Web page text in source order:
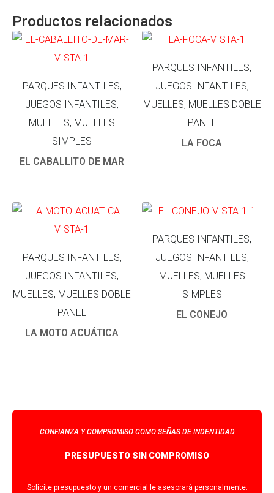
Productos relacionados
PARQUES INFANTILES,
JUEGOS INFANTILES,
MUELLES, MUELLES
SIMPLES
EL CABALLITO DE MAR
PARQUES INFANTILES,
JUEGOS INFANTILES,
MUELLES, MUELLES DOBLE
PANEL
LA FOCA
PARQUES INFANTILES,
JUEGOS INFANTILES,
MUELLES, MUELLES DOBLE
PANEL
LA MOTO ACUÁTICA
PARQUES INFANTILES,
JUEGOS INFANTILES,
MUELLES, MUELLES
SIMPLES
EL CONEJO
CONFIANZA Y COMPROMISO COMO SEÑAS DE INDENTIDAD
PRESUPUESTO SIN COMPROMISO
Solicite presupuesto y un comercial le asesorará personalmente.